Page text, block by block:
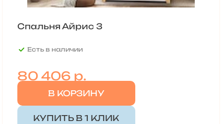
Спальня Айрис 3
Есть в наличии
80 406 р.
В КОРЗИНУ
КУПИТЬ В 1 КЛИК